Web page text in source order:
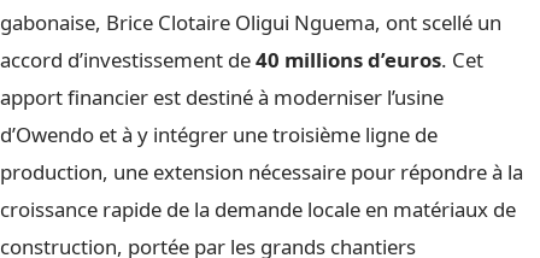
gabonaise, Brice Clotaire Oligui Nguema, ont scellé un
accord d’investissement de40 millions d’euros. Cet
apport financier est destiné à moderniser l’usine
d’Owendo et à y intégrer une troisième ligne de
production, une extension nécessaire pour répondre à la
croissance rapide de la demande locale en matériaux de
construction, portée par les grands chantiers